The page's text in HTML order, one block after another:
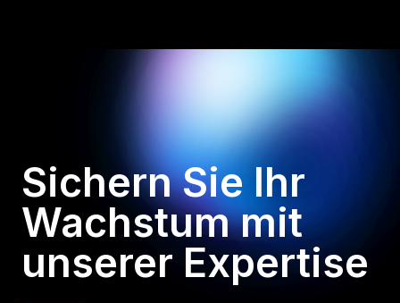
Sichern Sie Ihr
Wachstum mit
unserer Expertise